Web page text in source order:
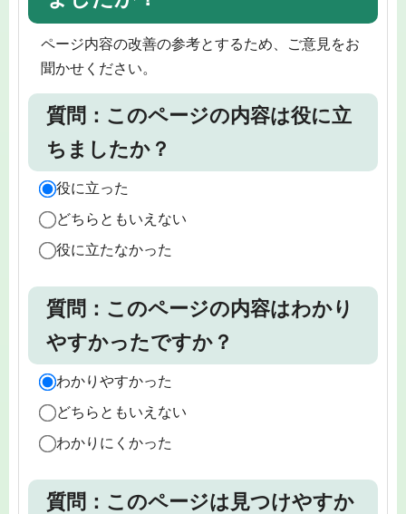
ページ内容の改善の参考とするため、ご意見をお
聞かせください。
質問：このページの内容は役に立
ちましたか？
役に立った
どちらともいえない
役に立たなかった
質問：このページの内容はわかり
やすかったですか？
わかりやすかった
どちらともいえない
わかりにくかった
質問：このページは見つけやすか